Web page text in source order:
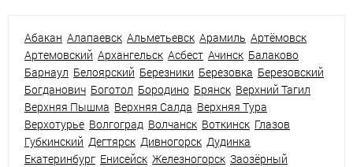
Абакан Алапаевск Альметьевск Арамиль Артёмовск
Артемовский Архангельск Асбест Ачинск Балаково
Барнаул Белоярский Березники Березовка Березовский
Богданович Боготол Бородино Брянск Верхний Тагил
Верхняя Пышма Верхняя Салда Верхняя Тура
Верхотурье Волгоград Волчанск Воткинск Глазов
Губкинский Дегтярск Дивногорск Дудинка
Екатеринбург Енисейск Железногорск Заозёрный